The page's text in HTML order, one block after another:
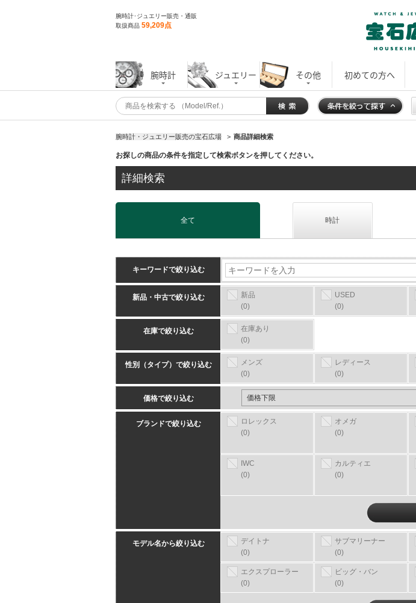
腕時計･ジュエリー販売・通販
取扱商品 59,209点
腕時計 ジュエリー その他 初めての方へ
腕時計・ジュエリー販売の宝石広場 > 商品詳細検索
お探しの商品の条件を指定して検索ボタンを押してください。
詳細検索
全て 時計
キーワードで絞り込む
新品・中古で絞り込む
新品
(0)
USED
(0)
在庫で絞り込む
在庫あり
(0)
性別（タイプ）で絞り込む
メンズ
(0)
レディース
(0)
価格で絞り込む
ブランドで絞り込む
ロレックス
(0)
オメガ
(0)
IWC
(0)
カルティエ
(0)
モデル名から絞り込む
デイトナ
(0)
サブマリーナー
(0)
エクスプローラー
(0)
ビッグ・バン
(0)